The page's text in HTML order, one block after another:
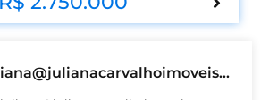
juliana@julianacarvalhoimoveis.com.br